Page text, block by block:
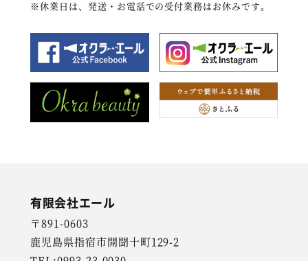
※休業日は、発送・お電話での受付業務はお休みです。
有限会社エール
〒891-0603
鹿児島県指宿市開聞十町129-2